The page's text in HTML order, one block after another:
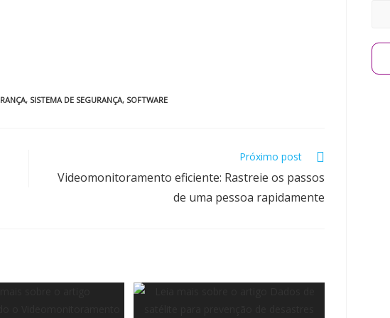
, SISTEMA DE SEGURANÇA, SOFTWARE
Próximo post
Videomonitoramento eficiente: Rastreie os passos
de uma pessoa rapidamente